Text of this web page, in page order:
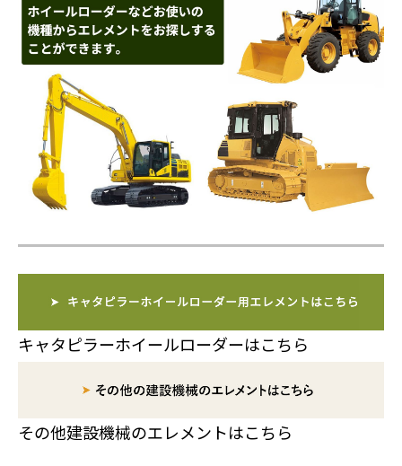
キャタピラーホイールローダーはこちら
その他建設機械のエレメントはこちら